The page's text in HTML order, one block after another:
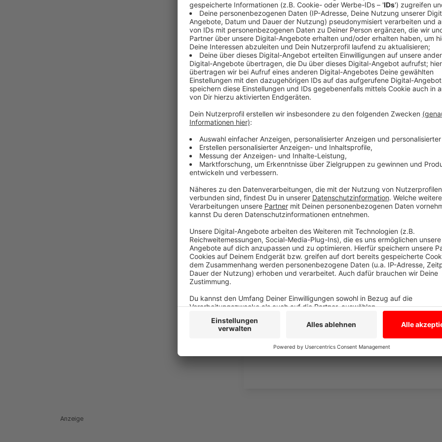
Comedy
Elvis Eifel - Der Podcast:
Anzeige
Anzeige
Vorstellen brauchen wir ihn euch nicht. Seit 2003
seine Späße am Telefon mit seinen Hörerinnen und
müssen am Ende mit lachen - wenn auch nicht
bekommen könnt, ist Elvis nun unter die Podcaster
die Uhr zur Verfügung. Hier bekommt Ihr außerdem
Telefonate in längerer Version. Elvis wird sich mit
Telefonate aus den letzten zwei Jahrzehnten
ergangen ist und wobei er selbst mal ins
und bitte nicht erschrecken, wenn dabei das
Anzeige
Anzeige
Anzeige